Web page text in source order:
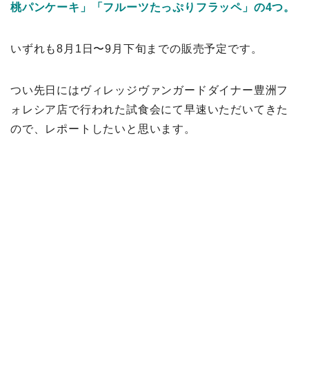
桃パンケーキ」「フルーツたっぷりフラッペ」の4つ。
いずれも8月1日〜9月下旬までの販売予定です。
つい先日にはヴィレッジヴァンガードダイナー豊洲フ
ォレシア店で行われた試食会にて早速いただいてきた
ので、レポートしたいと思います。